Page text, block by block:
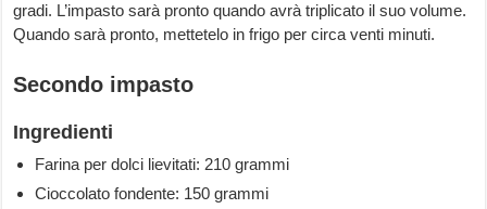
gradi. L’impasto sarà pronto quando avrà triplicato il suo volume.
Quando sarà pronto, mettetelo in frigo per circa venti minuti.
Secondo impasto
Ingredienti
Farina per dolci lievitati: 210 grammi
Cioccolato fondente: 150 grammi